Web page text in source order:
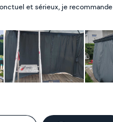
et sérieux, je recommande